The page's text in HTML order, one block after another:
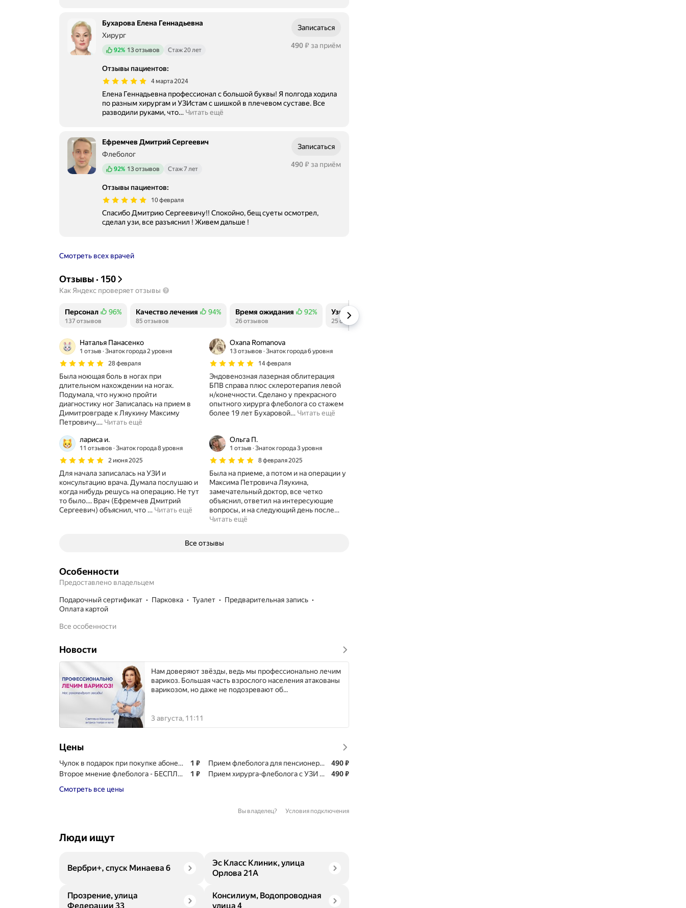
Бухарова Елена Геннадьевна
Хирург
Положительных отзывов
92% 13 отзывов Стаж 20 лет
Записаться
Цена
490 ₽ за приём
Отзывы пациентов:
4 марта 2024
Елена Геннадьевна профессионал с большой буквы! Я полгода ходила
по разным хирургам и УЗИстам с шишкой в плечевом суставе. Все
разводили руками, что… Читать ещё
Ефремчев Дмитрий Сергеевич
Флеболог
Положительных отзывов
92% 13 отзывов Стаж 7 лет
Записаться
Цена
490 ₽ за приём
Отзывы пациентов:
10 февраля
Спасибо Дмитрию Сергеевичу!! Спокойно, бещ суеты осмотрел,
сделал узи, все разъяснил ! Живем дальше !
Смотреть всех врачей
Отзывы· 150
Как Яндекс проверяет отзывы
Персонал
Положительных отзывов
96%
137 отзывов
Качество лечения
Положительных отзывов
94%
85 отзывов
Время ожидания
Положительных отзывов
92%
26 отзывов
Узи
Положительных отзывов
88%
25 отзывов
Наталья Панасенко
1 отзыв Знаток города 2 уровня
28 февраля
Была ноющая боль в ногах при
длительном нахождении на ногах.
Подумала, что нужно пройти
диагностику ног Записалась на прием в
Димитровграде к Ляукину Максиму
Петровичу.… Читать ещё
Oxana Romanova
13 отзывов Знаток города 6 уровня
14 февраля
Эндовенозная лазерная облитерация
БПВ справа плюс склеротерапия левой
н/конечности. Сделано у прекрасного
опытного хирурга флеболога со стажем
более 19 лет Бухаровой… Читать ещё
лариса и.
11 отзывов Знаток города 8 уровня
2 июня 2025
Для начала записалась на УЗИ и
консультацию врача. Думала послушаю и
когда нибудь решусь на операцию. Не тут
то было.... Врач (Ефремчев Дмитрий
Сергеевич) объяснил, что … Читать ещё
Ольга П.
1 отзыв Знаток города 3 уровня
8 февраля 2025
Была на приеме, а потом и на операции у
Максима Петровича Ляукина,
замечательный доктор, все четко
объяснил, ответил на интересующие
вопросы, и на следующий день после…
Читать ещё
Все отзывы
Особенности
Предоставлено владельцем
подарочный сертификат парковка туалет
предварительная запись
Оплата картой
Все особенности
Новости
Нам доверяют звёзды, ведь мы профессионально лечим
варикоз. Большая часть взрослого населения атакованы
варикозом, но даже не подозревают об...
3 августа, 11:11
Цены
Чулок в подарок при покупке абонемента на СКЛЕРОТЕРАПИЮ
Цена
1 ₽
Второе мнение флеболога - БЕСПЛАТНО!
Цена
1 ₽
Прием флеболога для пенсионеров Цена
490₽
Прием хирурга-флеболога с УЗИ вен нижних конечностей
Цена
490₽
Смотреть все цены
Вы владелец? Условия подключения
Люди ищут
Вербри+, спуск Минаева 6
Эс Класс Клиник, улица
Орлова 21А
Прозрение, улица
Федерации 33
Консилиум, Водопроводная
улица 4